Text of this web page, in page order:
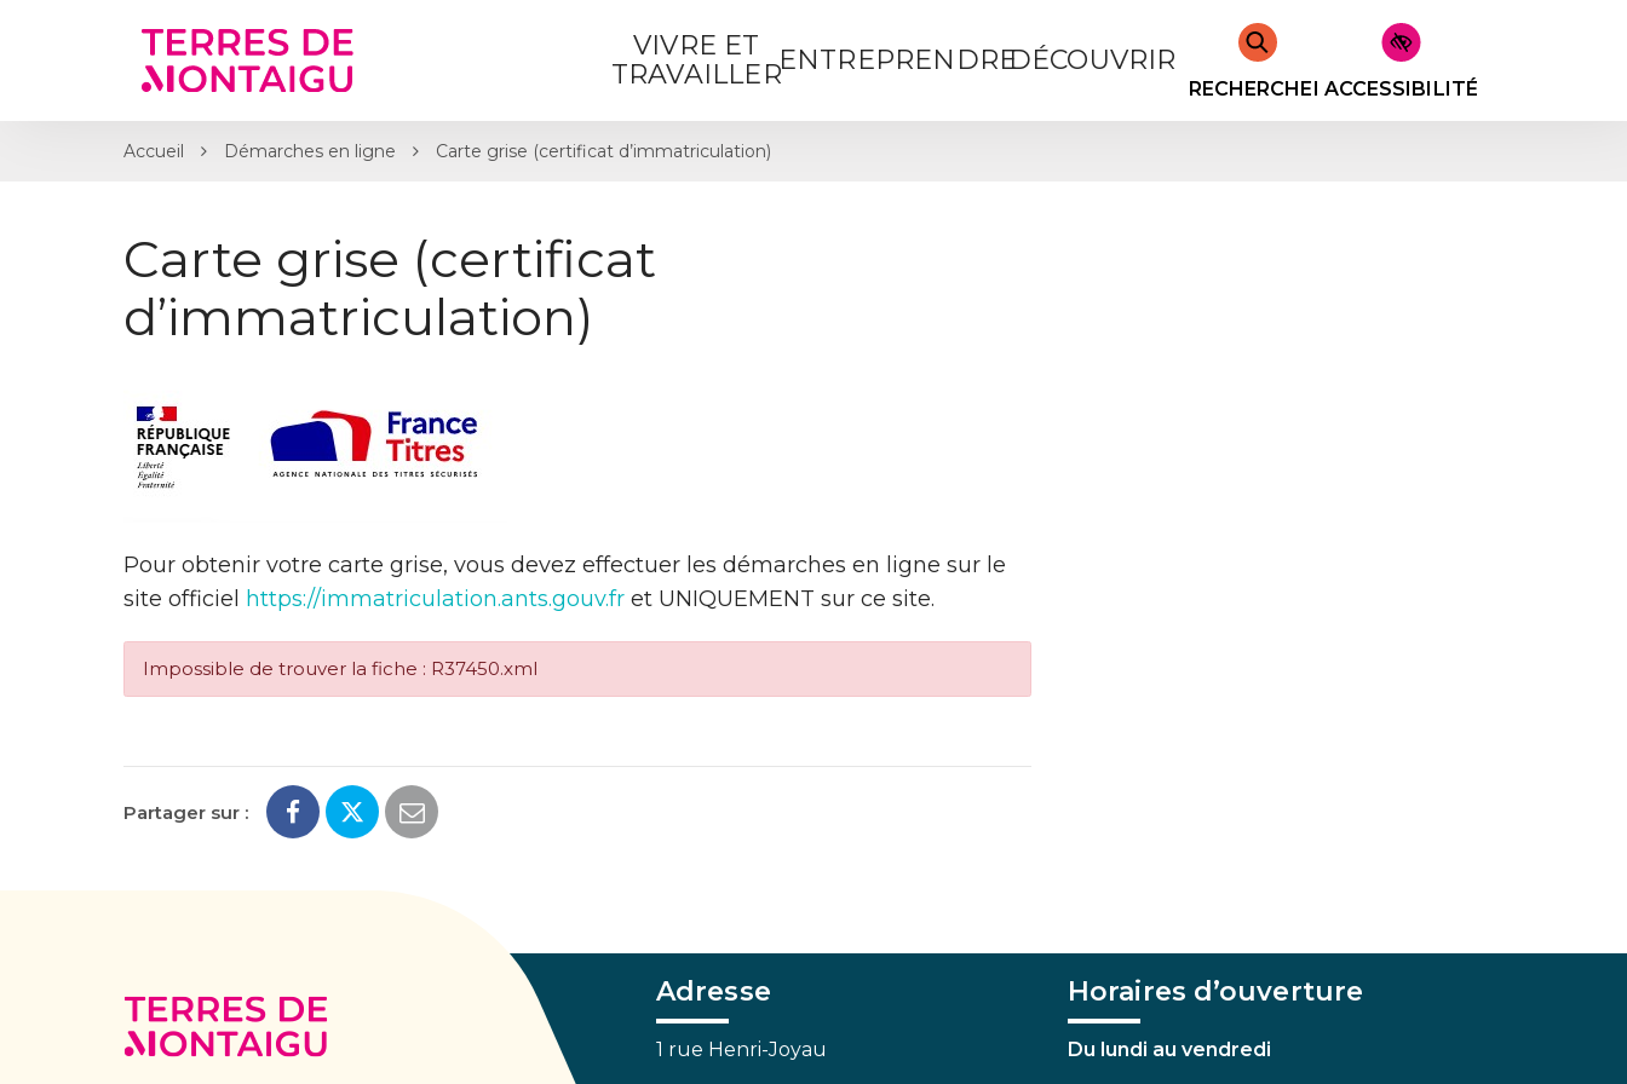
VIVRE ET
TRAVAILLERENTREPRENDREDÉCOUVRIR
RECHERCHERACCESSIBILITÉ
Accueil Démarches en ligne Carte grise (certificat d’immatriculation)
Carte grise (certificat
d’immatriculation)
Pour obtenir votre carte grise, vous devez effectuer les démarches en ligne sur le
site officiel
https://immatriculation.ants.gouv.fr et UNIQUEMENT sur ce site.
Impossible de trouver la fiche : R37450.xml
Partager sur :
Adresse
1 rue Henri-Joyau
Horaires d’ouverture
Du lundi au vendredi